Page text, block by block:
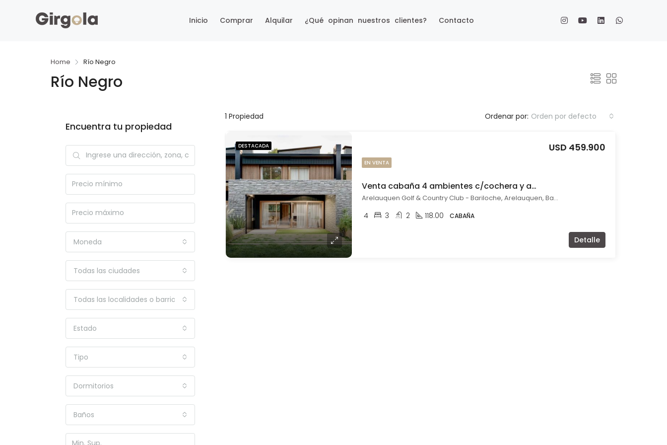
Inicio Comprar Alquilar ¿Qué opinan nuestros clientes? Contacto
Home Río Negro
Río Negro
1 Propiedad Ordenar por: Orden por defecto
DESTACADA
EN VENTA
Venta cabaña 4 ambientes c/cochera y amenitites Arelauquen Bariloche
USD 459.900
Arelauquen Golf & Country Club - Bariloche, Arelauquen, Bariloche
4 3 2 118.00 CABAÑA
Detalle
Encuentra tu propiedad
Moneda
Todas las ciudades
Todas las localidades o barrios
Estado
Tipo
Dormitorios
Baños